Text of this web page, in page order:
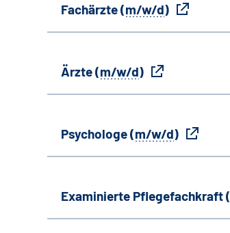
Fachärzte (m/w/d)
Ärzte (m/w/d)
Psychologe (m/w/d)
Examinierte Pflegefachkraft (